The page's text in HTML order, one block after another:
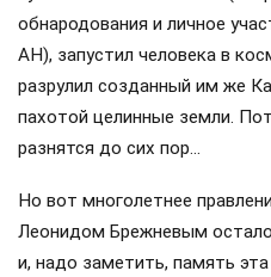
крестьянская рюмка «на
20 граммов.
Носил украинские
«семейные» сатиновые
мог прогуливаться, и в
кстати, Хрущёв не особо
его госдачах принимали